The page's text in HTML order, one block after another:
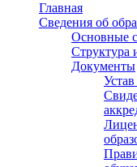
Главная
Сведения об
Основные
Структура
Документы